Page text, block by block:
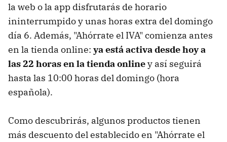
la web o la app disfrutarás de horario
ininterrumpido y unas horas extra del domingo
día 6. Además, "Ahórrate el IVA" comienza antes
en la tienda online: ya está activa desde hoy a
las 22 horas en la tienda onliney así seguirá
hasta las 10:00 horas del domingo (hora
española).
Como descubrirás, algunos productos tienen
más descuento del establecido en "Ahórrate el